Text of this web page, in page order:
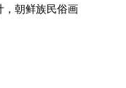
，朝鲜族民俗画